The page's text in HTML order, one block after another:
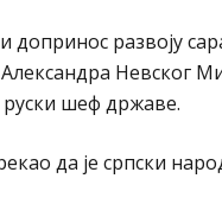
допринос развоју
Невског
шеф државе.
да је српски